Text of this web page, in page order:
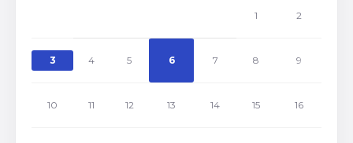
1 2
3 4 5 6 7 8 9
10 11 12 13 14 15 16